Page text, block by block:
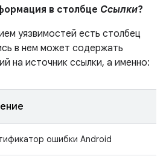
в столбце Ссылки?
уязвимостей есть столбец
в нем может содержать
на источник ссылки, а именно:
ошибки Android